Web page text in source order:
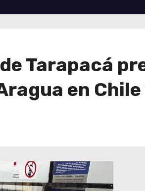
Tarapacá
en